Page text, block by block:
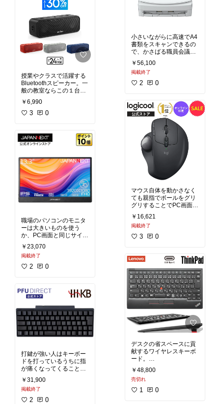
授業やクラスで活躍する
Bluetoothスピーカー。一
般の教室ならこの１台で
十分聞き取れる音量で流
せます。安価＆防水機能
があるので良いです。
おすすめ。
￥6,990
3 0
職場のパソコンのモニタ
ーは大きいものを使う
か、PC画面と同じサイズ
のモニターを買って２画
面にするなど、画面領域
を増やすとコピペや資料
参照が楽になって導入す
この商品はタッチ操作も
できます。
￥23,070
掲載終了
2 0
打鍵が強い人はキーボー
ドを打っているうちに指
が痛くなってくることも
あります。その場合、深
く沈むキーボードがおす
すめ。HHKBはその最高
峰で、打ち心地は最高だ
￥31,900
掲載終了
2 0
小さいながらに高速でA4
書類をスキャンできるの
で、かさばる職員会議資
料などをスキャンして捨
てればデスクキャビネッ
トがスッキリします。
タッチパネルに用途ごと
キャン、「パンフレット
用」は片面でカラー、な
ど用途ごとにタッチパネ
ルで簡単に設定を選んで
スキャンできるのが便
利。
￥56,100
掲載終了
2 0
マウス自体を動かさなく
ても親指でボールをグリ
グリすることでPC画面の
カーソルを動かせるの
で、デスクの省スペース
に。最初は使いにくさを
感じますが、慣れると戻
￥16,621
掲載終了
3 0
デスクの省スペースに貢
献するワイヤレスキーボ
ード。
トラックポイントもつい
ていて、マウスを使わな
くても全操作ができてし
まいます（結局マウスは
￥48,800
売切れ
1 0